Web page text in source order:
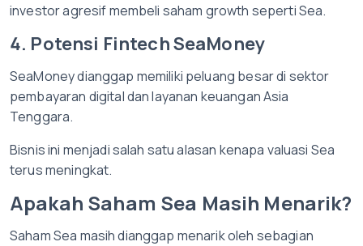
investor agresif membeli saham growth seperti Sea.
4. Potensi Fintech SeaMoney
SeaMoney dianggap memiliki peluang besar di sektor
pembayaran digital dan layanan keuangan Asia
Tenggara.
Bisnis ini menjadi salah satu alasan kenapa valuasi Sea
terus meningkat.
Apakah Saham Sea Masih Menarik?
Saham Sea masih dianggap menarik oleh sebagian